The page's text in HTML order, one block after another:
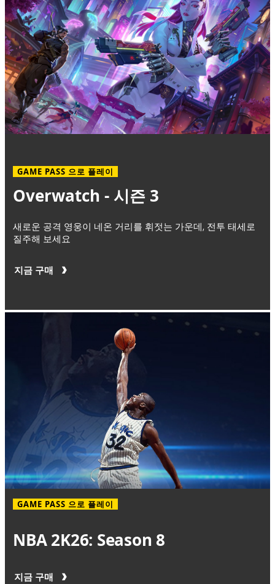
GAME PASS 으로 플레이
Overwatch - 시즌 3
새로운 공격 영웅이 네온 거리를 휘젓는 가운데, 전투 태세로
질주해 보세요
지금 구매
GAME PASS 으로 플레이
NBA 2K26: Season 8
지금 구매